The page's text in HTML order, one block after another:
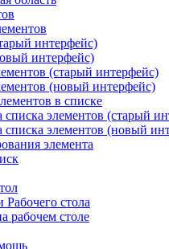
интерфейс)
интерфейс)
(старый интерфейс)
(новый интерфейс)
в списке
списка элементов (старый
списка элементов (новый
элемента
Рабочего стола
рабочем столе